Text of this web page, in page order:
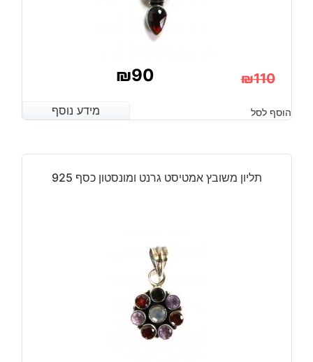
₪110
המקורי
היה:
₪110.
₪90
הנוכחי
הוא:
₪90.
מידע נוסף הוסף לסל מידע נוסף
תליון משובץ אמטיסט גרנט ומונסטון כסף 925